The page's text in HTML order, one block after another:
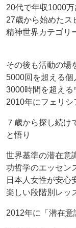
20代で年収1000
27歳から始めたス
精神世界カテゴリ
その後も活動の場
5000回を超える
3000時間を超える
2010年にフェリシ
７歳から探し続け
と悟り
世界基準の潜在意
功哲学のエッセン
日本人女性が安心
楽しい段階別レッ
2012年に「潜在意